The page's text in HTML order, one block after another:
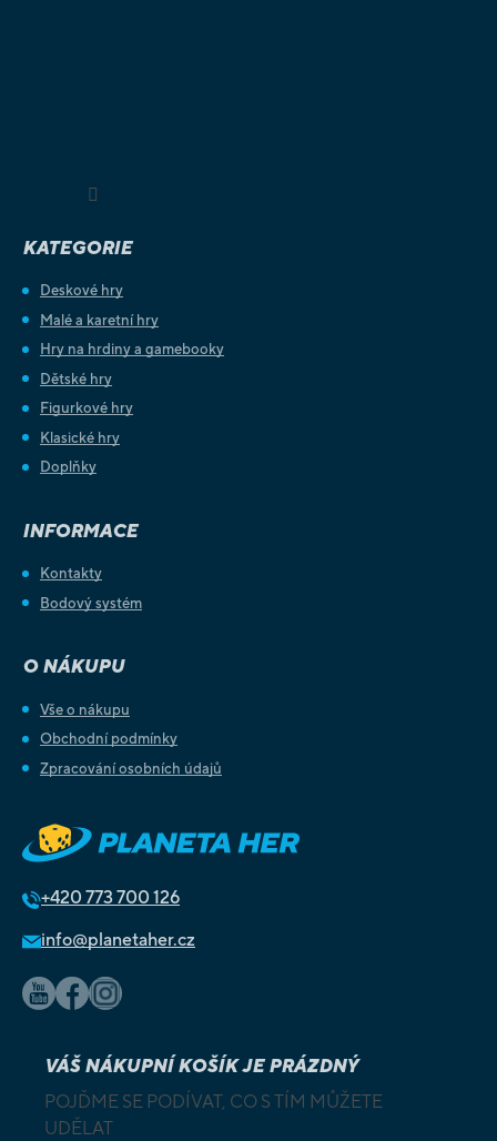
KATEGORIE
Deskové hry
Malé a karetní hry
Hry na hrdiny a gamebooky
Dětské hry
Figurkové hry
Klasické hry
Doplňky
INFORMACE
Kontakty
Bodový systém
O NÁKUPU
Vše o nákupu
Obchodní podmínky
Zpracování osobních údajů
+420 773 700 126
info@planetaher.cz
VÁŠ NÁKUPNÍ KOŠÍK JE PRÁZDNÝ
POJĎME SE PODÍVAT, CO S TÍM MŮŽETE
UDĚLAT